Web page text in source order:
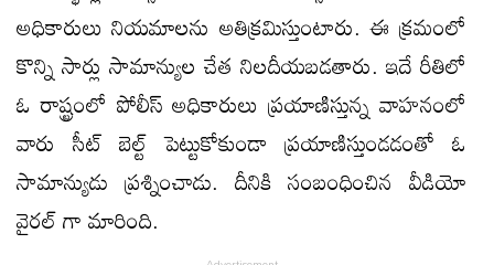
అధికారులు నియమాలను అతిక్రమిస్తుంటారు. ఈ క్రమంలో
కొన్ని సార్లు సామాన్యుల చేత నిలదీయబడతారు. ఇదే రీతిలో
ఓ రాష్ట్రంలో పోలీస్ అధికారులు ప్రయాణిస్తున్న వాహనంలో
వారు సీట్ బెల్ట్ పెట్టుకోకుండా ప్రయాణిస్తుండడంతో ఓ
సామాన్యుడు ప్రశ్నించాడు. దీనికి సంబంధించిన వీడియో
వైరల్ గా మారింది.